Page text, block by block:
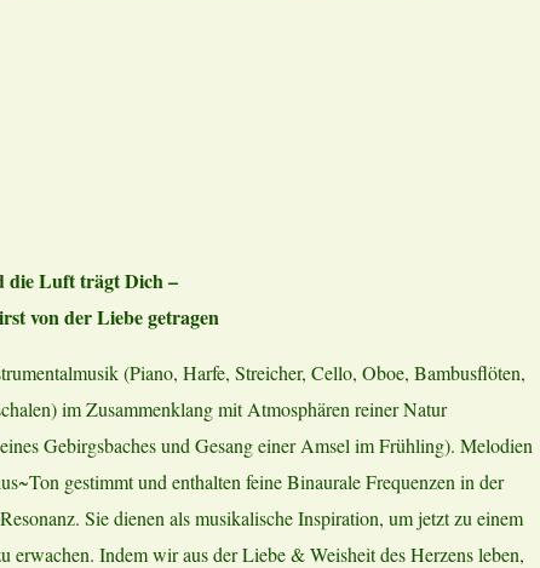
die Luft trägt Dich –
von der Liebe getragen
(Piano, Harfe, Streicher, Cello, Oboe, Bambusflöten,
im Zusammenklang mit Atmosphären reiner Natur
Gebirgsbaches und Gesang einer Amsel im Frühling). Melodien
gestimmt und enthalten feine Binaurale Frequenzen in der
Sie dienen als musikalische Inspiration, um jetzt zu einem
erwachen. Indem wir aus der Liebe & Weisheit des Herzens leben,